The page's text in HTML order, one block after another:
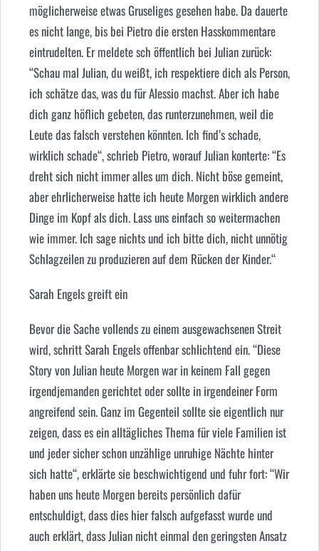
möglicherweise etwas Gruseliges gesehen habe. Da dauerte
es nicht lange, bis bei Pietro die ersten Hasskommentare
eintrudelten. Er meldete sch öffentlich bei Julian zurück:
“Schau mal Julian, du weißt, ich respektiere dich als Person,
ich schätze das, was du für Alessio machst. Aber ich habe
dich ganz höflich gebeten, das runterzunehmen, weil die
Leute das falsch verstehen könnten. Ich find’s schade,
wirklich schade“, schrieb Pietro, worauf Julian konterte: “Es
dreht sich nicht immer alles um dich. Nicht böse gemeint,
aber ehrlicherweise hatte ich heute Morgen wirklich andere
Dinge im Kopf als dich. Lass uns einfach so weitermachen
wie immer. Ich sage nichts und ich bitte dich, nicht unnötig
Schlagzeilen zu produzieren auf dem Rücken der Kinder.“
Sarah Engels greift ein
Bevor die Sache vollends zu einem ausgewachsenen Streit
wird, schritt Sarah Engels offenbar schlichtend ein. “Diese
Story von Julian heute Morgen war in keinem Fall gegen
irgendjemanden gerichtet oder sollte in irgendeiner Form
angreifend sein. Ganz im Gegenteil sollte sie eigentlich nur
zeigen, dass es ein alltägliches Thema für viele Familien ist
und jeder sicher schon unzählige unruhige Nächte hinter
sich hatte“, erklärte sie beschwichtigend und fuhr fort: “Wir
haben uns heute Morgen bereits persönlich dafür
entschuldigt, dass dies hier falsch aufgefasst wurde und
auch erklärt, dass Julian nicht einmal den geringsten Ansatz